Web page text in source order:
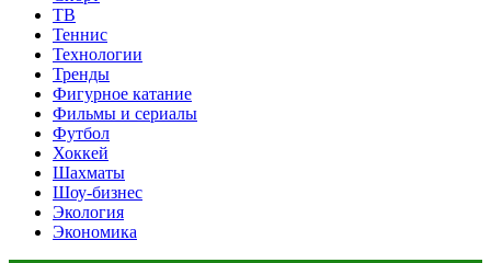
ТВ
Теннис
Технологии
Тренды
Фигурное катание
Фильмы и сериалы
Футбол
Хоккей
Шахматы
Шоу-бизнес
Экология
Экономика